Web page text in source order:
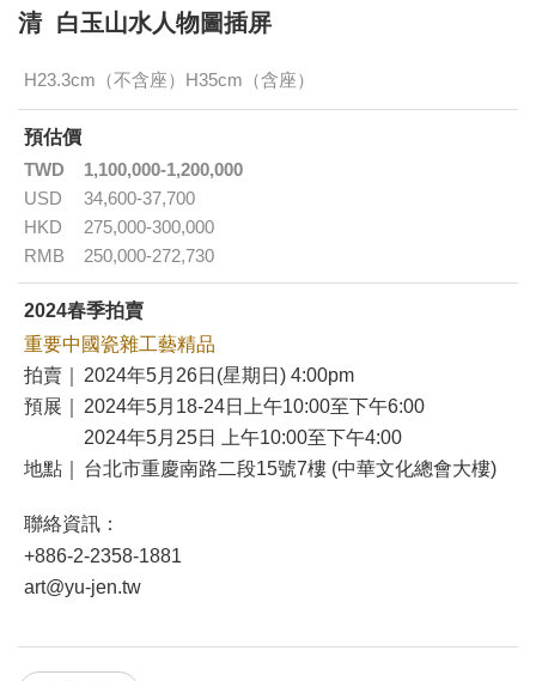
清 白玉山水人物圖插屏
H23.3cm（不含座）H35cm（含座）
預估價
TWD
1,100,000-1,200,000
USD
34,600-37,700
HKD
275,000-300,000
RMB
250,000-272,730
2024春季拍賣
重要中國瓷雜工藝精品
拍賣｜
2024年5月26日(星期日) 4:00pm
預展｜
2024年5月18-24日上午10:00至下午6:00
2024年5月25日 上午10:00至下午4:00
地點｜
台北市重慶南路二段15號7樓 (中華文化總會大樓)
聯絡資訊：
+886-2-2358-1881
art@yu-jen.tw